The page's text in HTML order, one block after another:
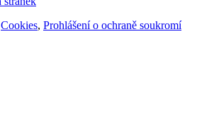
Cookies, Prohlášení o ochraně soukromí